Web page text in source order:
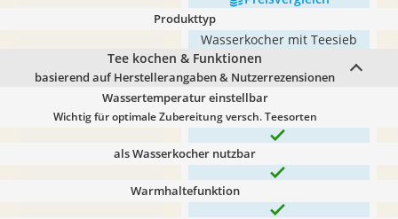
Produkttyp
Wasserkocher mit Teesieb
Tee kochen & Funktionen
basierend auf Herstellerangaben & Nutzerrezensionen
Wassertemperatur einstellbar
Wichtig für optimale Zubereitung versch. Teesorten
als Wasserkocher nutzbar
Warmhaltefunktion